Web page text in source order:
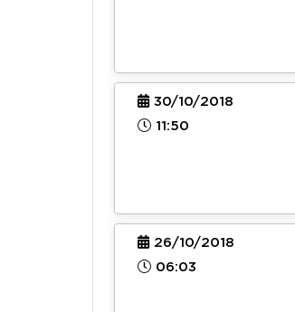
30/10/2018
11:50
26/10/2018
06:03